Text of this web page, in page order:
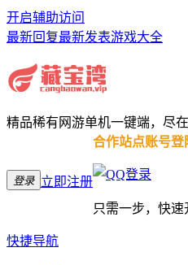
开启辅助访问
最新回复最新发表游戏大全
精品稀有网游单机一键端，尽
登录 立即注册
合作站点账号登
只需一步，快速
快捷导航